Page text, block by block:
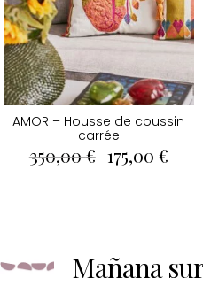
AMOR – Housse de coussin
carrée
350,00€ Le
prix
175,00 €Le
Mañana